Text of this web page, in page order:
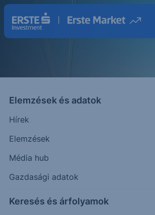
Elemzések és adatok
Hírek
Elemzések
Média hub
Gazdasági adatok
Keresés és árfolyamok
Strukturált
Magasabb hozam lehetősége